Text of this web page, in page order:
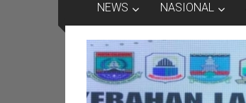
NEWS NASIONAL